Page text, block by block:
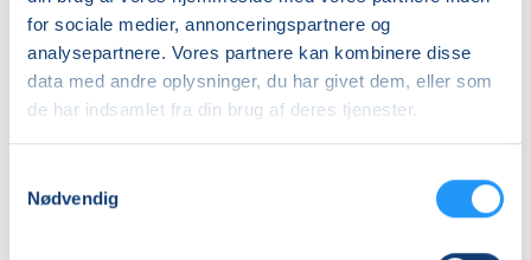
for sociale medier, annonceringspartnere og
analysepartnere. Vores partnere kan kombinere disse
data med andre oplysninger, du har givet dem, eller som
de har indsamlet fra din brug af deres tjenester.
Nødvendig
DKK 239,00
Unge (18-25 år)-KBH
DKK 237,00
Info
Nummer